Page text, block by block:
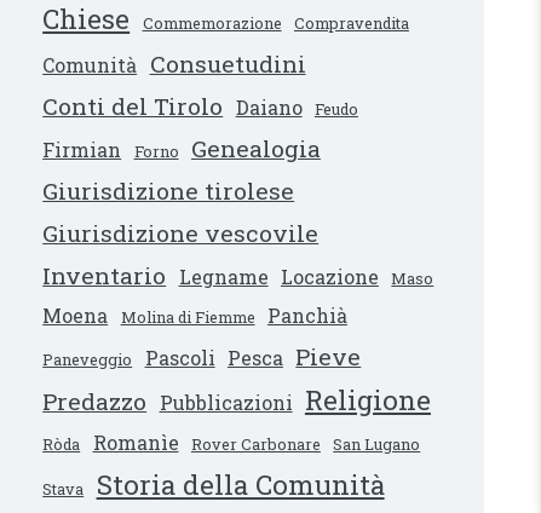
Chiese
Commemorazione Compravendita
Comunità
Consuetudini
Conti del Tirolo Daiano Feudo
Firmian Forno
Genealogia
Giurisdizione tirolese
Giurisdizione vescovile
Inventario
Legname Locazione Maso
Moena Molina di Fiemme Panchià
Paneveggio Pascoli Pesca Pieve
Predazzo
Pubblicazioni Religione
Ròda Romanìe Rover Carbonare San Lugano
Stava Storia della Comunità